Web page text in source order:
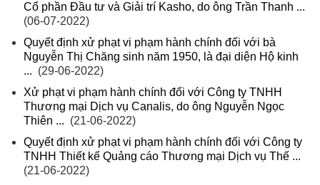
Cổ phần Đầu tư và Giải trí Kasho, do ông Trần Thanh ...
(06-07-2022)
Quyết định xử phạt vi phạm hành chính đối với bà
Nguyễn Thị Chăng sinh năm 1950, là đại diện Hộ kinh
... (29-06-2022)
Xử phạt vi phạm hành chính đối với Công ty TNHH
Thương mại Dịch vụ Canalis, do ông Nguyễn Ngọc
Thiên ... (21-06-2022)
Quyết định xử phạt vi phạm hành chính đối với Công ty
TNHH Thiết kế Quảng cáo Thương mại Dịch vụ Thế ...
(21-06-2022)